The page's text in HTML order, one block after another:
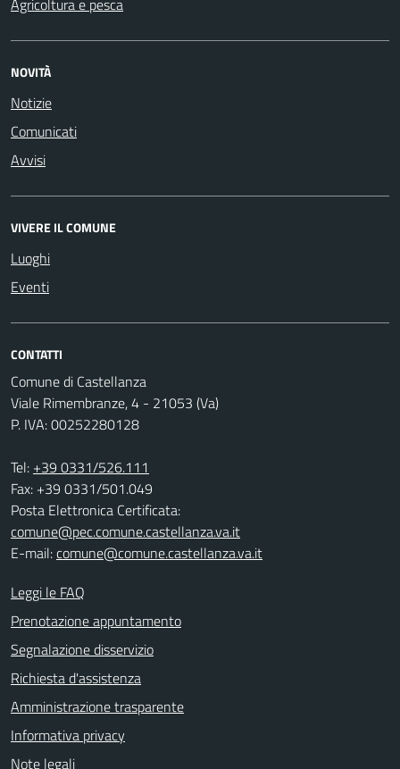
Agricoltura e pesca
NOVITÀ
Notizie
Comunicati
Avvisi
VIVERE IL COMUNE
Luoghi
Eventi
CONTATTI
Comune di Castellanza
Viale Rimembranze, 4 - 21053 (Va)
P. IVA: 00252280128
Tel: +39 0331/526.111
Fax: +39 0331/501.049
Posta Elettronica Certificata:
comune@pec.comune.castellanza.va.it
E-mail:comune@comune.castellanza.va.it
Leggi le FAQ
Prenotazione appuntamento
Segnalazione disservizio
Richiesta d'assistenza
Amministrazione trasparente
Informativa privacy
Note legali